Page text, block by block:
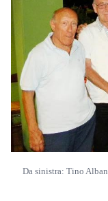
Da sinistra: Tino